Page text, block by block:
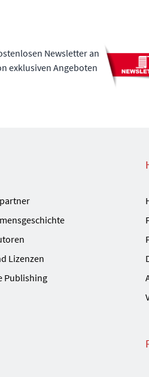
Newsletter an
exklusiven Angeboten
Lizenzen
Publishing